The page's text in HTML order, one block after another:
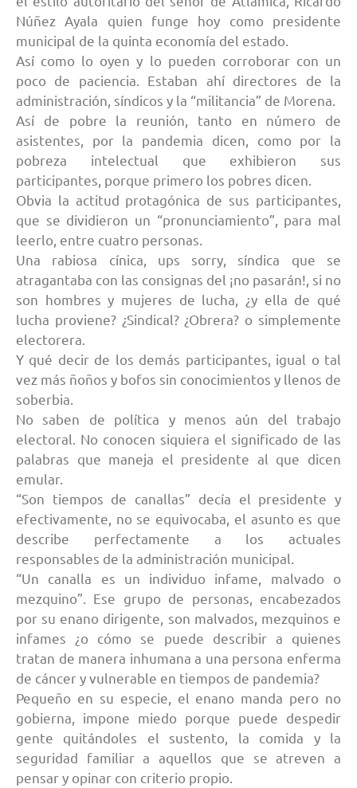
Núñez Ayala quien funge hoy como presidente
municipal de la quinta economía del estado.
Así como lo oyen y lo pueden corroborar con un
poco de paciencia. Estaban ahí directores de la
administración, síndicos y la “militancia” de Morena.
Así de pobre la reunión, tanto en número de
asistentes, por la pandemia dicen, como por la
pobreza intelectual que exhibieron sus
participantes, porque primero los pobres dicen.
Obvia la actitud protagónica de sus participantes,
que se dividieron un “pronunciamiento”, para mal
leerlo, entre cuatro personas.
Una rabiosa cínica, ups sorry, síndica que se
atragantaba con las consignas del ¡no pasarán!, si no
son hombres y mujeres de lucha, ¿y ella de qué
lucha proviene? ¿Sindical? ¿Obrera? o simplemente
electorera.
Y qué decir de los demás participantes, igual o tal
vez más ñoños y bofos sin conocimientos y llenos de
soberbia.
No saben de política y menos aún del trabajo
electoral. No conocen siquiera el significado de las
palabras que maneja el presidente al que dicen
emular.
“Son tiempos de canallas” decía el presidente y
efectivamente, no se equivocaba, el asunto es que
describe perfectamente a los actuales
responsables de la administración municipal.
“Un canalla es un individuo infame, malvado o
mezquino”. Ese grupo de personas, encabezados
por su enano dirigente, son malvados, mezquinos e
infames ¿o cómo se puede describir a quienes
tratan de manera inhumana a una persona enferma
de cáncer y vulnerable en tiempos de pandemia?
Pequeño en su especie, el enano manda pero no
gobierna, impone miedo porque puede despedir
gente quitándoles el sustento, la comida y la
seguridad familiar a aquellos que se atreven a
pensar y opinar con criterio propio.